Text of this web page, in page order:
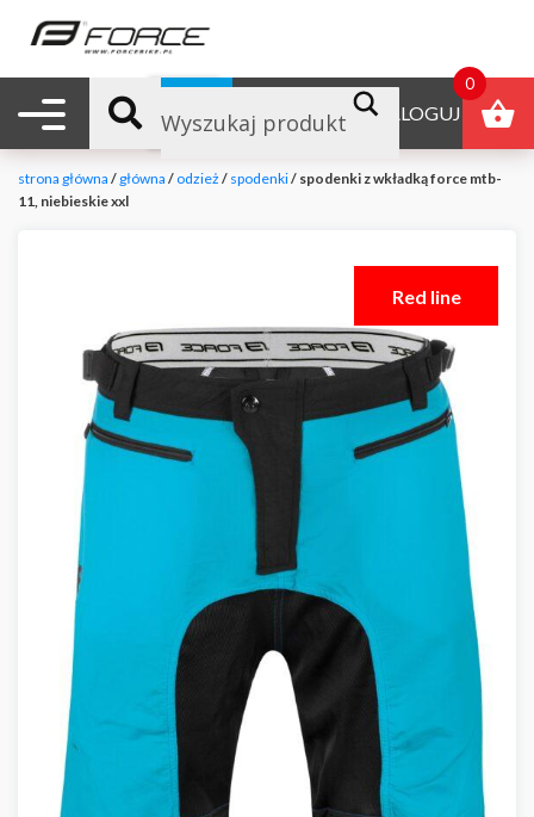
Nawigacja mobilna ZALOGUJ
B2B
strona główna / główna / odzież / spodenki/ spodenki z wkładką force mtb-
11, niebieskie xxl
Red line
0